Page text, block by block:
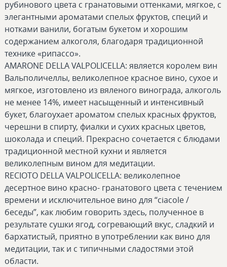
рубинового цвета с гранатовыми оттенками, мягкое, с
элегантными ароматами спелых фруктов, специй и
нотками ванили, богатым букетом и хорошим
содержанием алкоголя, благодаря традиционной
технике «рипассо».
AMARONE DELLA VALPOLICELLA: является королем вин
Вальполичеллы, великолепное красное вино, сухое и
мягкое, изготовлено из вяленого винограда, алкоголь
не менее 14%, имеет насыщенный и интенсивный
букет, благоухает ароматом спелых красных фруктов,
черешни в спирту, фиалки и сухих красных цветов,
шоколада и специй. Прекрасно сочетается с блюдами
традиционной местной кухни и является
великолепным вином для медитации.
RECIOTO DELLA VALPOLICELLA: великолепное
десертное вино красно- гранатового цвета с течением
времени и исключительное вино для “ciacole /
беседы”, как любим говорить здесь, полученное в
результате сушки ягод, согревающий вкус, сладкий и
бархатистый, приятно в употреблении как вино для
медитации, так и с типичными сладостями этой
области.